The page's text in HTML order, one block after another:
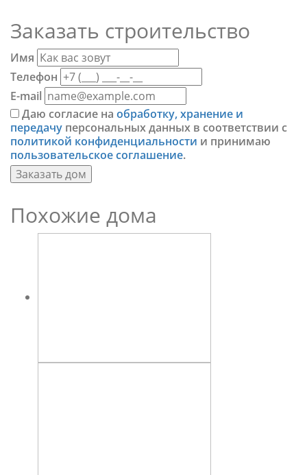
Заказать строительство
Имя
Телефон
E-mail
Даю согласие на обработку, хранение и
передачу персональных данных в соответствии с
политикой конфиденциальности и принимаю
пользовательское соглашение.
Заказать дом
Похожие дома